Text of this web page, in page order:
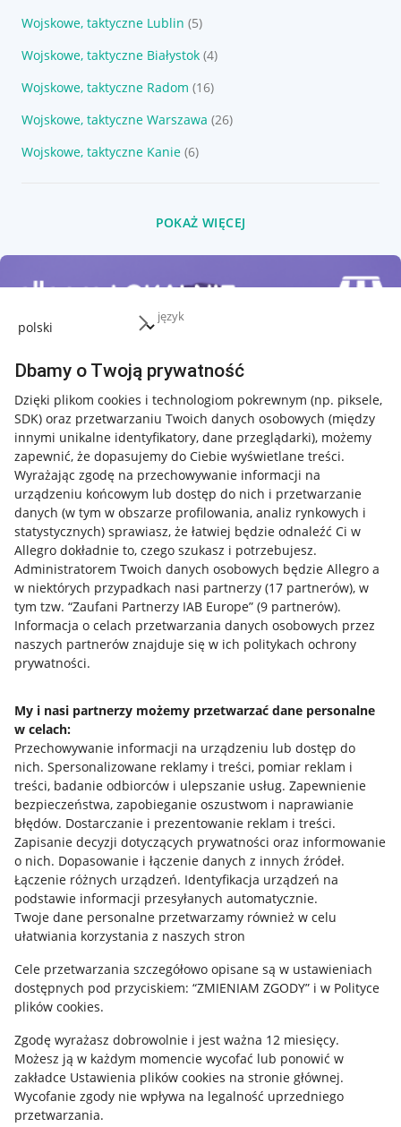
język
Dbamy o Twoją prywatność
Dzięki plikom cookies i technologiom pokrewnym (np. piksele,
SDK) oraz przetwarzaniu Twoich danych osobowych (między
innymi unikalne identyfikatory, dane przeglądarki), możemy
zapewnić, że dopasujemy do Ciebie wyświetlane treści.
Wyrażając zgodę na przechowywanie informacji na
urządzeniu końcowym lub dostęp do nich i przetwarzanie
danych (w tym w obszarze profilowania, analiz rynkowych i
statystycznych) sprawiasz, że łatwiej będzie odnaleźć Ci w
Allegro dokładnie to, czego szukasz i potrzebujesz.
Administratorem Twoich danych osobowych będzie Allegro a
w niektórych przypadkach nasi partnerzy (17 partnerów), w
tym tzw. “Zaufani Partnerzy IAB Europe” (9 partnerów).
Informacja o celach przetwarzania danych osobowych przez
naszych partnerów znajduje się w ich politykach ochrony
prywatności.
My i nasi partnerzy możemy przetwarzać dane personalne
w celach:
Przechowywanie informacji na urządzeniu lub dostęp do
nich. Spersonalizowane reklamy i treści, pomiar reklam i
treści, badanie odbiorców i ulepszanie usług. Zapewnienie
bezpieczeństwa, zapobieganie oszustwom i naprawianie
błędów. Dostarczanie i prezentowanie reklam i treści.
Zapisanie decyzji dotyczących prywatności oraz informowanie
o nich. Dopasowanie i łączenie danych z innych źródeł.
Łączenie różnych urządzeń. Identyfikacja urządzeń na
podstawie informacji przesyłanych automatycznie.
Twoje dane personalne przetwarzamy również w celu
ułatwiania korzystania z naszych stron
Cele przetwarzania szczegółowo opisane są w ustawieniach
dostępnych pod przyciskiem: “ZMIENIAM ZGODY” i w Polityce
plików cookies.
Zgodę wyrażasz dobrowolnie i jest ważna 12 miesięcy.
Możesz ją w każdym momencie wycofać lub ponowić w
zakładce Ustawienia plików cookies na stronie głównej.
Wycofanie zgody nie wpływa na legalność uprzedniego
przetwarzania.
Wojskowe, taktyczne Lublin (5)
Wojskowe, taktyczne Białystok (4)
Wojskowe, taktyczne Radom (16)
Wojskowe, taktyczne Warszawa (26)
Wojskowe, taktyczne Kanie (6)
POKAŻ WIĘCEJ
Przydatne informacje
Jak to działa
Allegro Gadane dla sprzedających
Allegro Gadane dla kupujących
Mapa miejscowości
Informacje prawne
Regulamin
Polityka plików "cookies"
Ustawienia plików "cookies"
Udostępnianie lokalizacji
Informacje dla Aktu o Usługach Cyfrowych
Pobierz aplikację